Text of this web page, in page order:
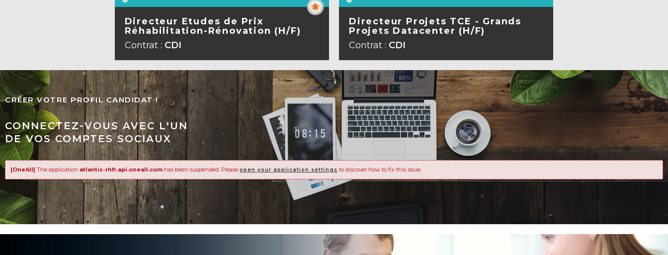
Directeur Etudes de Prix
Réhabilitation-Rénovation (H/F)
Contrat : CDI
Directeur Projets TCE - Grands
Projets Datacenter (H/F)
Contrat : CDI
CRÉER VOTRE PROFIL CANDIDAT !
CONNECTEZ-VOUS AVEC L'UN
DE VOS COMPTES SOCIAUX
[OneAll] The application atlantis-rhfr.api.oneall.com has been suspended. Please open your application settings to discover how to fix this issue.